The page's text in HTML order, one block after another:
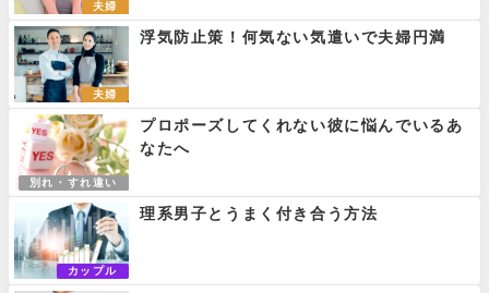
夫婦
夫婦
浮気防止策！何気ない気遣いで夫婦円満
別れ・すれ違い
プロポーズしてくれない彼に悩んでいるあ
なたへ
カップル
理系男子とうまく付き合う方法